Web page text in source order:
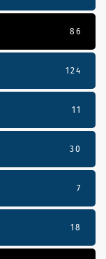
86
124
11
30
7
18